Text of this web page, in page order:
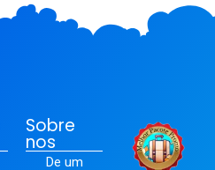
Sobre
nos
De um